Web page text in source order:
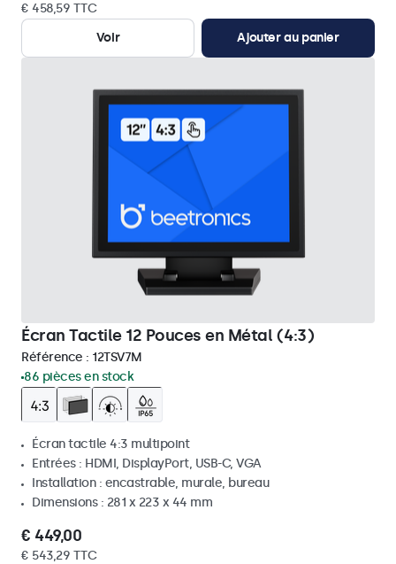
€ 458,59 TTC
Voir
Ajouter au panier
Écran Tactile 12 Pouces en Métal (4:3)
Référence : 12TSV7M
86 pièces en stock
Écran tactile 4:3 multipoint
Entrées : HDMI, DisplayPort, USB-C, VGA
Installation : encastrable, murale, bureau
Dimensions : 281 x 223 x 44 mm
€ 449,00
€ 543,29 TTC